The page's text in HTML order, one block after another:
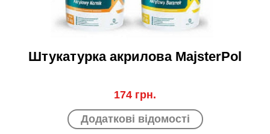
Штукатурка акрилова MajsterPol
174 грн.
Додаткові відомості